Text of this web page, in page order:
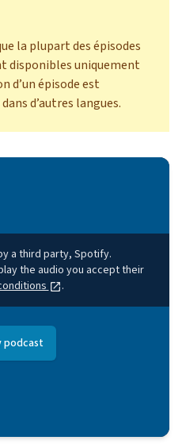
la plupart des épisodes
disponibles uniquement
d’un épisode est
d’autres langues.
a third party, Spotify.
the audio you accept their
.
podcast